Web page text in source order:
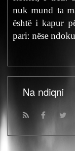
nuk mund ta
është i kapur
pari: nëse
Na ndiqni